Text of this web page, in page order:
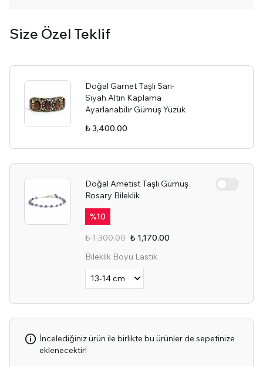
Size Özel Teklif
Doğal Garnet Taşlı Sarı-
Siyah Altın Kaplama
Ayarlanabilir Gümüş Yüzük
₺ 3,400.00
Doğal Ametist Taşlı Gümüş
Rosary Bileklik
%10
₺ 1,300.00 ₺ 1,170.00
Bileklik Boyu Lastik
İncelediğiniz ürün ile birlikte bu ürünler de sepetinize
eklenecektir!